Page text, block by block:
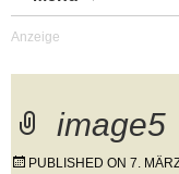
image5
PUBLISHED ON 7.